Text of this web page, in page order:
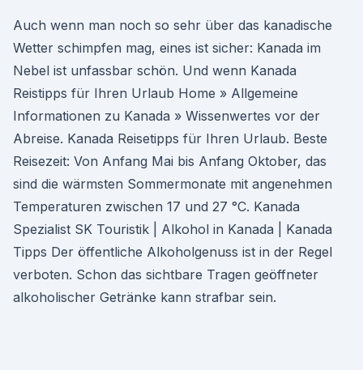
Auch wenn man noch so sehr über das kanadische
Wetter schimpfen mag, eines ist sicher: Kanada im
Nebel ist unfassbar schön. Und wenn Kanada
Reistipps für Ihren Urlaub Home » Allgemeine
Informationen zu Kanada » Wissenwertes vor der
Abreise. Kanada Reisetipps für Ihren Urlaub. Beste
Reisezeit: Von Anfang Mai bis Anfang Oktober, das
sind die wärmsten Sommermonate mit angenehmen
Temperaturen zwischen 17 und 27 °C. Kanada
Spezialist SK Touristik | Alkohol in Kanada | Kanada
Tipps Der öffentliche Alkoholgenuss ist in der Regel
verboten. Schon das sichtbare Tragen geöffneter
alkoholischer Getränke kann strafbar sein.